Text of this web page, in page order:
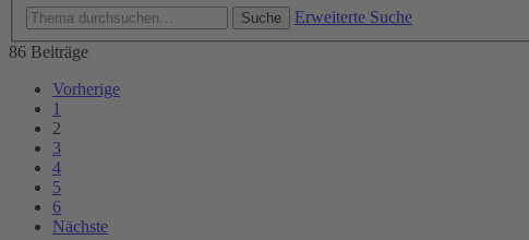
Suche
Erweiterte Suche
86 Beiträge
Vorherige
1
2
3
4
5
6
Nächste